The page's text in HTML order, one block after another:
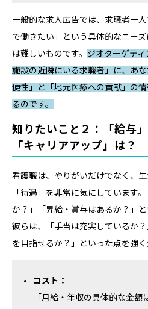
一般的な求人広告では、求職者一
で働きたい」という具体的なニー
は難しいものです。 ジオターゲテ
施設の近隣にいる求職者」に、あ
便性」と「地元医療への貢献」の
るのです。
知りたいこと２：「給与
「キャリアアップ」は？
看護職は、やりがいだけでなく、
「待遇」を非常に気にしています
か？」「昇給・賞与はあるか？」と
彼らは、「手当は充実しているか
を目指せるか？」といった点を強く
コスト：
「月給・年収の具体的な金